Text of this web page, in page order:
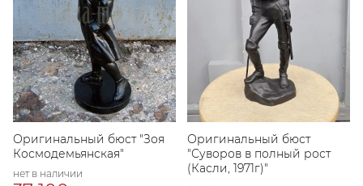
Оригинальный бюст "Зоя
Космодемьянская"
нет в наличии
Оригинальный бюст
"Суворов в полный рост
(Касли, 1971г)"